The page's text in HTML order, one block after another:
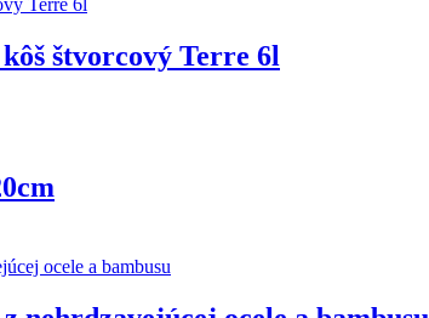
štvorcový Terre 6l